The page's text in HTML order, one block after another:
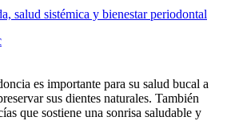
salud sistémica y bienestar periodontal
es importante para su salud bucal a
sus dientes naturales. También
que sostiene una sonrisa saludable y